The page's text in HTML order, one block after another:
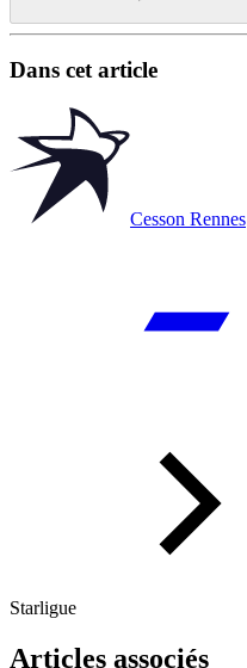
Dans cet article
Cesson Rennes
Starligue
Articles associés